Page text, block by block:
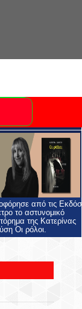
από τις
το αστυνομικό
της Κατερίνας
Οι ρόλοι.